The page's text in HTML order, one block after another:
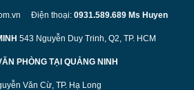
Điện thoại: 0931.589.689 Ms Huyen
543 Nguyễn Duy Trinh, Q2, TP. HCM
PHÒNG TẠI QUẢNG NINH
Văn Cừ, TP. Hạ Long